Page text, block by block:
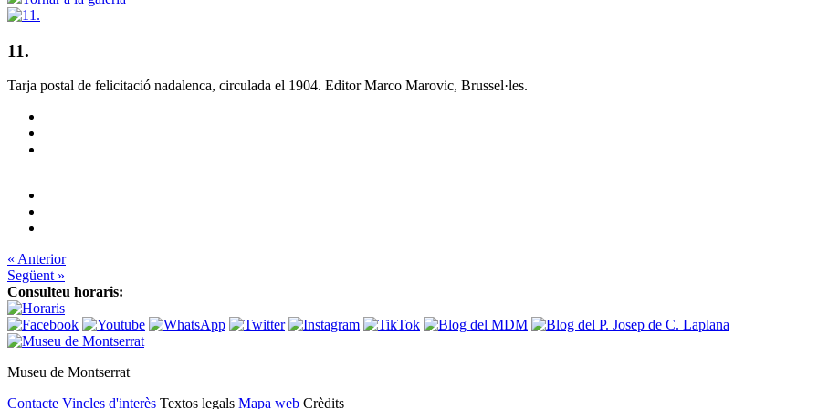
11.
Tarja postal de felicitació nadalenca, circulada el 1904. Editor Marco Marovic, Brussel·les.
« Anterior
Següent »
Consulteu horaris:
Museu de Montserrat
Contacte Vincles d'interès Textos legals Mapa web Crèdits